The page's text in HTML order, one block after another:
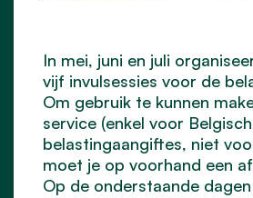
In mei, juni en juli
vijf invulsessies voor de
Om gebruik te kunnen
service (enkel voor
belastingaangiftes, niet
moet je op voorhand een
Op de onderstaande